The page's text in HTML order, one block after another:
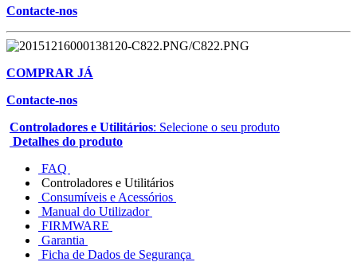
Contacte-nos
COMPRAR JÁ
Contacte-nos
Controladores e Utilitários: Selecione o seu produto
Detalhes do produto
FAQ
Controladores e Utilitários
Consumíveis e Acessórios
Manual do Utilizador
FIRMWARE
Garantia
Ficha de Dados de Segurança